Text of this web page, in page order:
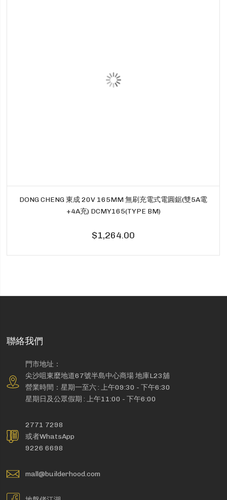
DONG CHENG 東成 20V 165MM 無刷充電式電圓鋸(雙5A電
+4A充) DCMY165(TYPE BM)
$1,264.00
聯絡我們
門市地址：
尖沙咀東麼地道67號半島中心商場 地庫L23舖
營業時間：星期一至六 : 上午09:30 - 下午6:30
星期日及公眾假期 : 上午11:00 - 下午6:00
2771 7298
或者WhatsApp
9226 6698
mall@builderhood.com